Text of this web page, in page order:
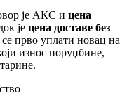
је АКС и цена
је цена доставе без
се прво уплати новац на
износ поруџбине,